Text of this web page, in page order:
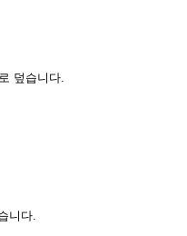
덮습니다.
니다.